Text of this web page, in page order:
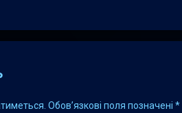
Обов’язкові поля позначені *